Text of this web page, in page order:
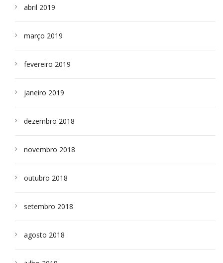
abril 2019
março 2019
fevereiro 2019
janeiro 2019
dezembro 2018
novembro 2018
outubro 2018
setembro 2018
agosto 2018